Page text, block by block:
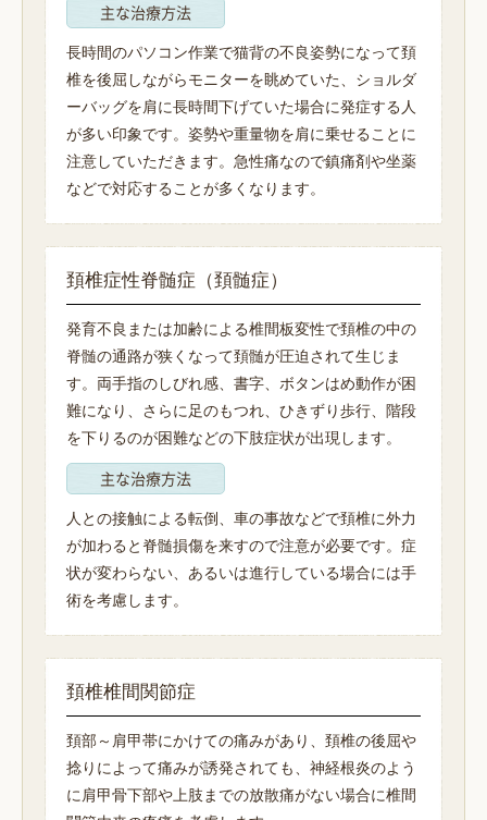
主な治療方法
長時間のパソコン作業で猫背の不良姿勢になって頚
椎を後屈しながらモニターを眺めていた、ショルダ
ーバッグを肩に長時間下げていた場合に発症する人
が多い印象です。姿勢や重量物を肩に乗せることに
注意していただきます。急性痛なので鎮痛剤や坐薬
などで対応することが多くなります。
頚椎症性脊髄症（頚髄症）
発育不良または加齢による椎間板変性で頚椎の中の
脊髄の通路が狭くなって頚髄が圧迫されて生じま
す。両手指のしびれ感、書字、ボタンはめ動作が困
難になり、さらに足のもつれ、ひきずり歩行、階段
を下りるのが困難などの下肢症状が出現します。
主な治療方法
人との接触による転倒、車の事故などで頚椎に外力
が加わると脊髄損傷を来すので注意が必要です。症
状が変わらない、あるいは進行している場合には手
術を考慮します。
頚椎椎間関節症
頚部～肩甲帯にかけての痛みがあり、頚椎の後屈や
捻りによって痛みが誘発されても、神経根炎のよう
に肩甲骨下部や上肢までの放散痛がない場合に椎間